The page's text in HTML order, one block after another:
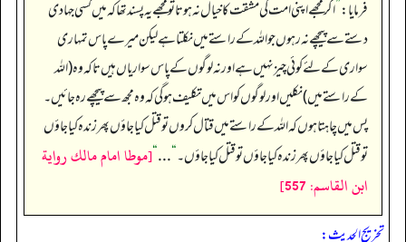
فرمایا:”اگر مجھے اپنی امت کی مشقت کا خیال نہ ہوتا تو مجھے یہ پسند تھا کہ میں کسی جہادی
دستے سے پیچھے نہ رہوں جو اللہ کے راستے میں نکلتا ہے لیکن میرے پاس تمہاری
سواری کے لئے کوئی چیز نہیں ہے اور نہ لوگوں کے پاس سواریاں ہیں تاکہ وہ (اللہ
کے راستے میں) نکلیں اور لوگوں کو اس میں تکلیف ہو گی کہ وہ مجھ سے پیچھے رہ جائیں۔
پس میں چاہتا ہوں کہ اللہ کے راستے میں قتال کروں تو قتل کیا جاؤں پھر زندہ کیا جاؤں
تو قتل کیا جاؤں پھر زندہ کیا جاؤں تو قتل کیا جاؤں۔“
. . .
“[موطا امام مالك رواية
ابن القاسم: 557]
تخریج الحدیث: